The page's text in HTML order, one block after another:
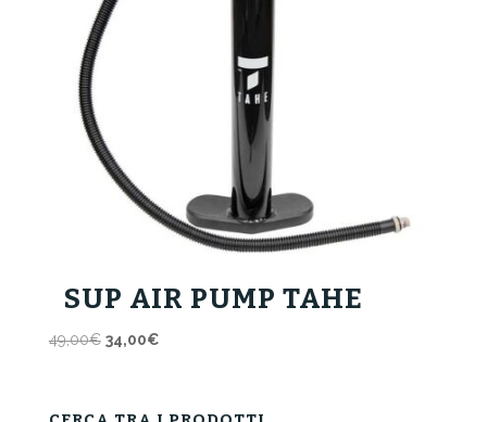
SUP AIR PUMP TAHE
49,00€ Il
era:
34,00€Il
è: